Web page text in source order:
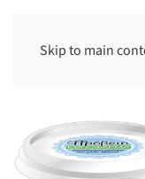
Skip to main